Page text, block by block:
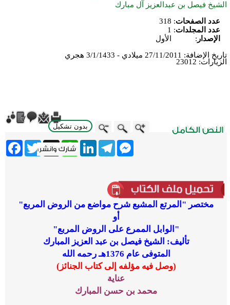
الشيخ فيصل بن عبدالعزيز آل مبارك
عدد الصفحات:
318
عدد المجلدات:
1
الإصدار :
الأول
تاريخ الإضافة: 27/11/2011 ميلادي - 3/1/1433 هجري
الزيارات: 23012
بدون تشكيل
Twitter X
WhatsApp
LinkedInTelegram
Messenger
مختصر "المرتع المشبع شرح مواضع من الروض المربع"
أو
"الوابل الممرع على الروض المربع"
تأليف: الشيخ فيصل بن عبد العزيز المبارك
المتوفى عام 1376هـ رحمه الله
(وصل فيه مؤلفه إلى كتاب الجنائز)
عناية
محمد بن حسن المبارك